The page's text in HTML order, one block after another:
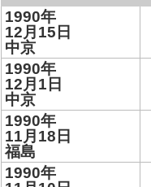
1990年
12月15日
中京
1990年
12月1日
中京
1990年
11月18日
福島
1990年